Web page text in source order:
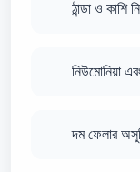
ঠান্ডা ও কাশি
নিউমোনিয়া
দম ফেলার